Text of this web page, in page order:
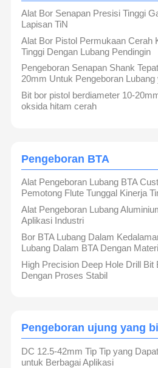
Alat Bor Senapan Presisi Tinggi
Lapisan TiN
Alat Bor Pistol Permukaan Cerah
Tinggi Dengan Lubang Pendingin
Pengeboran Senapan Shank
20mm Untuk Pengeboran Lubang
Bit bor pistol berdiameter 10-
oksida hitam cerah
Pengeboran BTA
Alat Pengeboran Lubang BTA
Pemotong Flute Tunggal Kinerja
Alat Pengeboran Lubang
Aplikasi Industri
Bor BTA Lubang Dalam
Lubang Dalam BTA Dengan
High Precision Deep Hole Drill Bit
Dengan Proses Stabil
Pengeboran ujung yang
DC 12.5-42mm Tip Tip yang
untuk Berbagai Aplikasi